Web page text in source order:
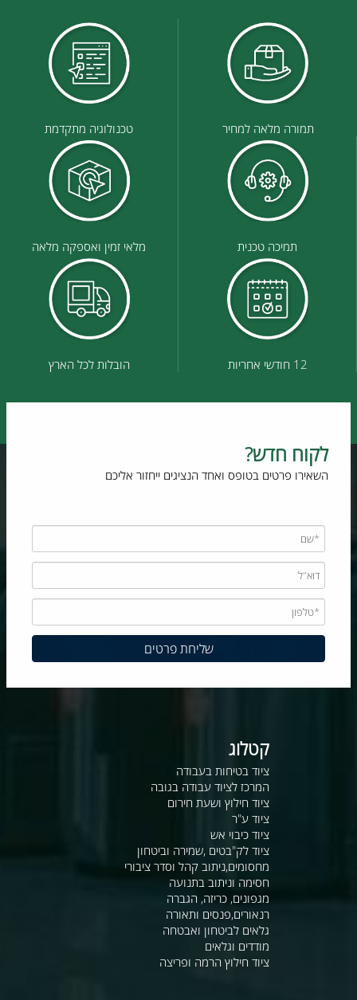
תמורה מלאה למחיר טכנולוגיה מתקדמת
תמיכה טכנית מלאי זמין ואספקה מלאה
12 חודשי אחריות הובלות לכל הארץ
לקוח חדש?
השאירו פרטים בטופס ואחד הנציגים ייחזור אליכם
קטלוג
ציוד בטיחות בעבודה
המרכז לציוד עבודה בגובה
ציוד חילוץ ושעת חירום
ציוד ע"ר
ציוד כיבוי אש
ציוד לק"בטים ,שמירה וביטחון
מחסומים,ניתוב קהל וסדר ציבורי
חסימה וניתוב בתנועה
מגפונים, כריזה, הגברה
רנאורים,פנסים ותאורה
גלאים לביטחון ואבטחה
מודדים וגלאים
ציוד חילוץ הרמה ופריצה